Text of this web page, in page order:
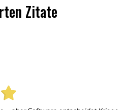
Zitate